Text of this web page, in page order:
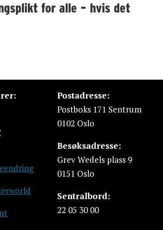
for alle – hvis det
Postadresse:
Postboks 171 Sentrum
0102 Oslo
Besøksadresse:
Grev Wedels plass 9
0151 Oslo
Sentralbord:
22 05 30 00